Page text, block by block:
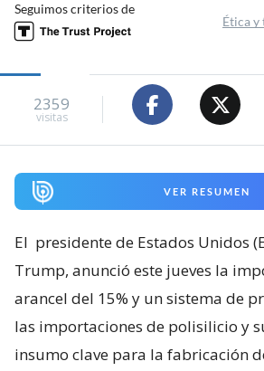
Seguimos criterios de
Ética y
2359
visitas
VER RESUMEN
El presidente de Estados Unidos
Trump, anunció este jueves la
arancel del 15% y un sistema de
las importaciones de polisilicio y
insumo clave para la fabricación